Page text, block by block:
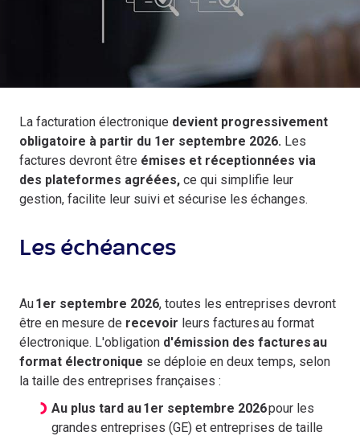
La facturation électronique devient progressivement
obligatoire à partir du 1er septembre 2026. Les
factures devront être émises et réceptionnées via
des plateformes agréées, ce qui simplifie leur
gestion, facilite leur suivi et sécurise les échanges.
Les échéances
Au1er septembre 2026, toutes les entreprises devront
être en mesure de recevoir leurs factures au format
électronique. L'obligation d'émission des factures au
format électronique se déploie en deux temps, selon
la taille des entreprises françaises :
Au plus tard au 1er septembre 2026pour les
grandes entreprises (GE) et entreprises de taille